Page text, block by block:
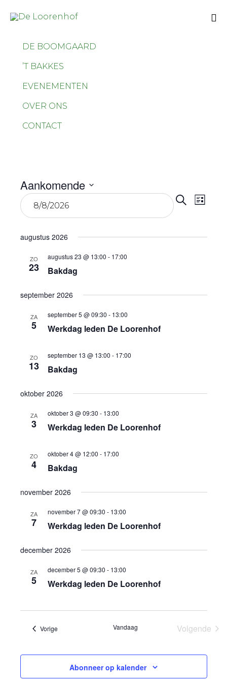
DE BOOMGAARD
’T BAKKES
EVENEMENTEN
OVER ONS
CONTACT
en
Zoeken
Lijst
Aankomende
Selecteer
datum.
augustus 2026
ZO
23
augustus 23 @ 13:00 - 17:00
Bakdag
september 2026
ZA
5
september 5 @ 09:30 - 13:00
Werkdag leden De Loorenhof
ZO
13
september 13 @ 13:00 - 17:00
Bakdag
oktober 2026
ZA
3
oktober 3 @ 09:30 - 13:00
Werkdag leden De Loorenhof
ZO
4
oktober 4 @ 12:00 - 17:00
Bakdag
november 2026
ZA
7
november 7 @ 09:30 - 13:00
Werkdag leden De Loorenhof
december 2026
ZA
5
december 5 @ 09:30 - 13:00
Werkdag leden De Loorenhof
VorigeEvenementen Vandaag
Volgende
Abonneer op kalender